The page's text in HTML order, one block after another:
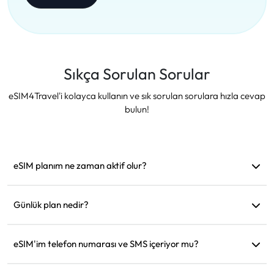
Sıkça Sorulan Sorular
eSIM4Travel'i kolayca kullanın ve sık sorulan sorulara hızla cevap
bulun!
eSIM planım ne zaman aktif olur?
Hareket etmeden önce yüklemenizi öneririz.
Günlük plan nedir?
kadar geçerli olur. Günlük veri miktarını tükettiğinizde hız
eSIM'im telefon numarası ve SMS içeriyor mu?